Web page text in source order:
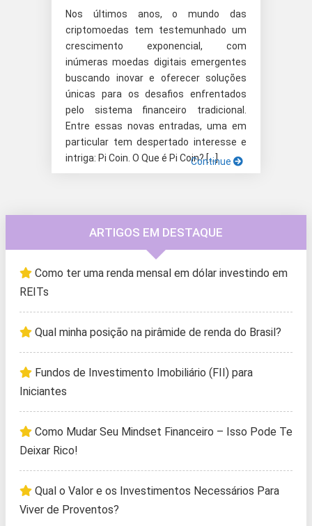
Nos últimos anos, o mundo das
criptomoedas tem testemunhado um
crescimento exponencial, com
inúmeras moedas digitais emergentes
buscando inovar e oferecer soluções
únicas para os desafios enfrentados
pelo sistema financeiro tradicional.
Entre essas novas entradas, uma em
particular tem despertado interesse e
intriga: Pi Coin. O Que é Pi Coin? […]
Continue
ARTIGOS EM DESTAQUE
Como ter uma renda mensal em dólar investindo em
REITs
Qual minha posição na pirâmide de renda do Brasil?
Fundos de Investimento Imobiliário (FII) para
Iniciantes
Como Mudar Seu Mindset Financeiro – Isso Pode Te
Deixar Rico!
Qual o Valor e os Investimentos Necessários Para
Viver de Proventos?